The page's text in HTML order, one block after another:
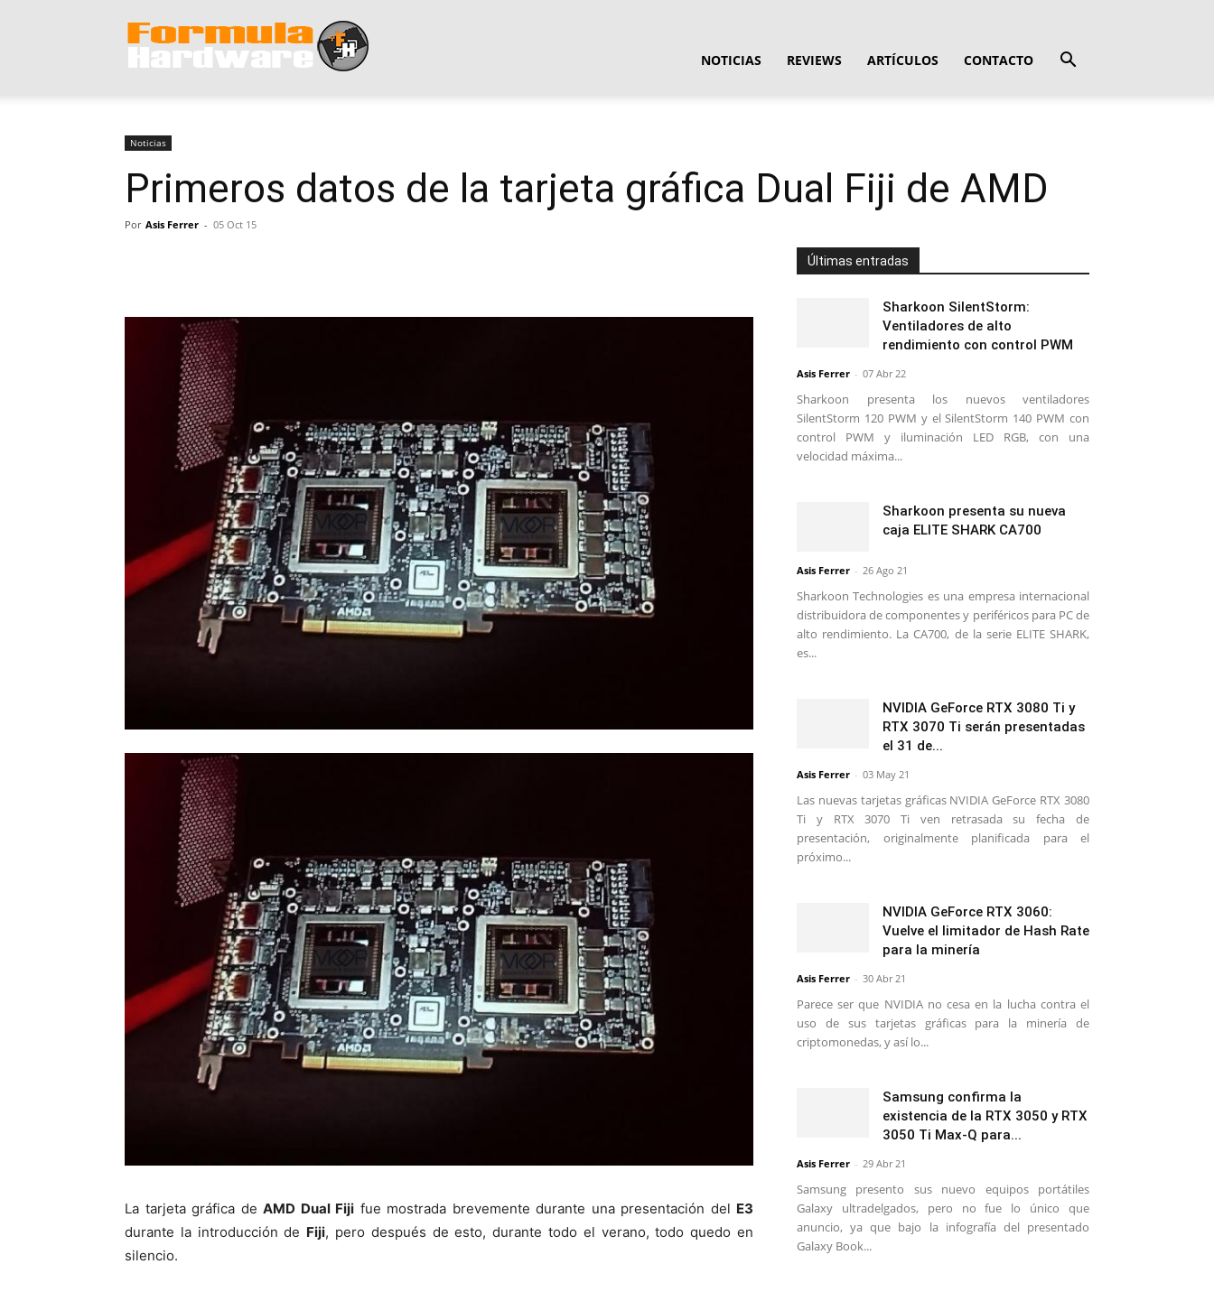
NOTICIAS REVIEWS ARTÍCULOS CONTACTO
Noticias
Primeros datos de la tarjeta gráfica Dual Fiji de AMD
Por Asis Ferrer - 05 Oct 15
La tarjeta gráfica de AMD Dual Fiji fue mostrada brevemente durante una presentación del E3
durante la introducción de Fiji, pero después de esto, durante todo el verano, todo quedo en
silencio.
Últimas entradas
Sharkoon SilentStorm:
Ventiladores de alto
rendimiento con control PWM
Asis Ferrer - 07 Abr 22
Sharkoon presenta los nuevos ventiladores
SilentStorm 120 PWM y el SilentStorm 140 PWM con
control PWM y iluminación LED RGB, con una
velocidad máxima...
Sharkoon presenta su nueva
caja ELITE SHARK CA700
Asis Ferrer - 26 Ago 21
Sharkoon Technologies es una empresa internacional
distribuidora de componentes y periféricos para PC de
alto rendimiento. La CA700, de la serie ELITE SHARK,
es...
NVIDIA GeForce RTX 3080 Ti y
RTX 3070 Ti serán presentadas
el 31 de...
Asis Ferrer - 03 May 21
Las nuevas tarjetas gráficas NVIDIA GeForce RTX 3080
Ti y RTX 3070 Ti ven retrasada su fecha de
presentación, originalmente planificada para el
próximo...
NVIDIA GeForce RTX 3060:
Vuelve el limitador de Hash Rate
para la minería
Asis Ferrer - 30 Abr 21
Parece ser que NVIDIA no cesa en la lucha contra el
uso de sus tarjetas gráficas para la minería de
criptomonedas, y así lo...
Samsung confirma la
existencia de la RTX 3050 y RTX
3050 Ti Max-Q para...
Asis Ferrer - 29 Abr 21
Samsung presento sus nuevo equipos portátiles
Galaxy ultradelgados, pero no fue lo único que
anuncio, ya que bajo la infografía del presentado
Galaxy Book...